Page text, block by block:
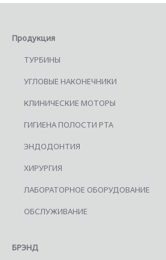
Продукция
ТУРБИНЫ
УГЛОВЫЕ НАКОНЕЧНИКИ
КЛИНИЧЕСКИЕ МОТОРЫ
ГИГИЕНА ПОЛОСТИ РТА
ЭНДОДОНТИЯ
ХИРУРГИЯ
ЛАБОРАТОРНОЕ ОБОРУДОВАНИЕ
ОБСЛУЖИВАНИЕ
БРЭНД